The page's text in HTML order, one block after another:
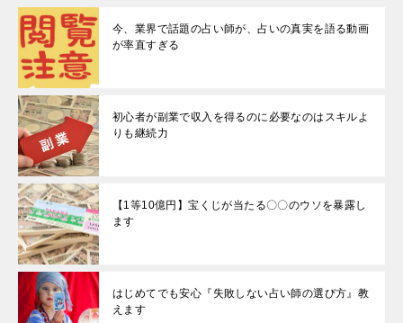
今、業界で話題の占い師が、占いの真実を語る動画
が率直すぎる
初心者が副業で収入を得るのに必要なのはスキルよ
りも継続力
【1等10億円】宝くじが当たる〇〇のウソを暴露し
ます
はじめてでも安心『失敗しない占い師の選び方』教
えます